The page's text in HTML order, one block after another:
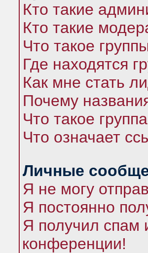
Кто такие
Кто такие
Что такое
Где находятся
Как мне стать
Почему
Что такое
Что означает
Личные
Я не могу
Я постоянно
Я получил спам
конференции!